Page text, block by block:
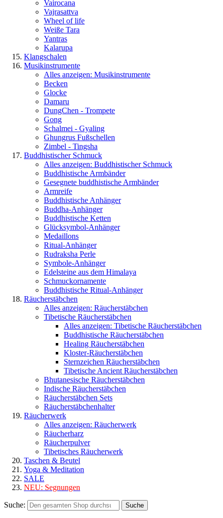
Vairocana
Vajrasattva
Wheel of life
Weiße Tara
Yantras
Kalarupa
Klangschalen
Musikinstrumente
Alles anzeigen: Musikinstrumente
Becken
Glocke
Damaru
DungChen - Trompete
Gong
Schalmei - Gyaling
Ghungrus Fußschellen
Zimbel - Tingsha
Buddhistischer Schmuck
Alles anzeigen: Buddhistischer Schmuck
Buddhistische Armbänder
Gesegnete buddhistische Armbänder
Armreife
Buddhistische Anhänger
Buddha-Anhänger
Buddhistische Ketten
Glücksymbol-Anhänger
Medaillons
Ritual-Anhänger
Rudraksha Perle
Symbole-Anhänger
Edelsteine aus dem Himalaya
Schmuckornamente
Buddhistische Ritual-Anhänger
Räucherstäbchen
Alles anzeigen: Räucherstäbchen
Tibetische Räucherstäbchen
Alles anzeigen: Tibetische Räucherstäbchen
Buddhistische Räucherstäbchen
Healing Räucherstäbchen
Kloster-Räucherstäbchen
Sternzeichen Räucherstäbchen
Tibetische Ancient Räucherstäbchen
Bhutanesische Räucherstäbchen
Indische Räucherstäbchen
Räucherstäbchen Sets
Räucherstäbchenhalter
Räucherwerk
Alles anzeigen: Räucherwerk
Räucherharz
Räucherpulver
Tibetisches Räucherwerk
Taschen & Beutel
Yoga & Meditation
SALE
NEU: Segnungen
Suche: Suche